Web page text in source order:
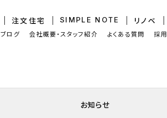
注文住宅 SIMPLE NOTE リノベ
ブログ 会社概要・スタッフ紹介 よくある質問 採用
お知らせ